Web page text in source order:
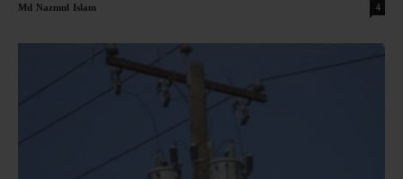
Md Nazmul Islam 4